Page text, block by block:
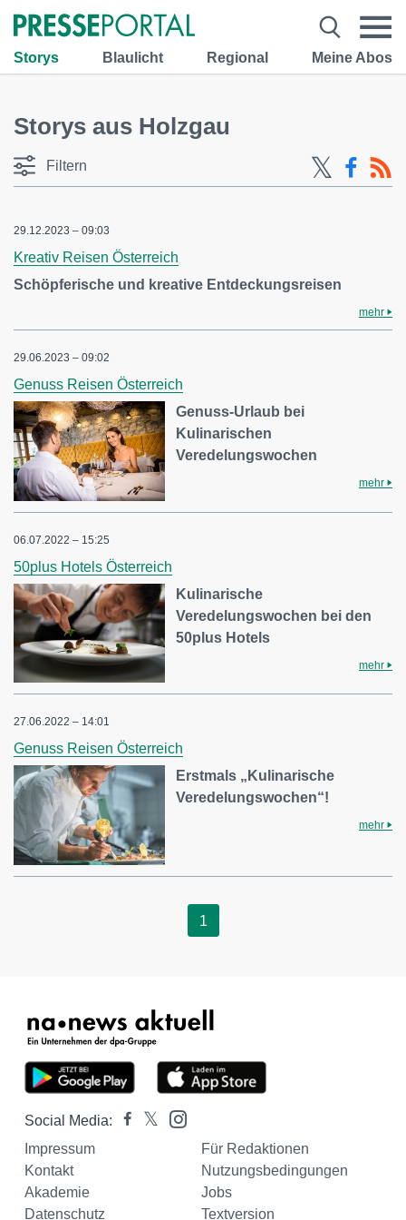
Storys Blaulicht Regional Meine Abos
Storys aus Holzgau
Filtern
29.12.2023 – 09:03
Kreativ Reisen Österreich
Schöpferische und kreative Entdeckungsreisen
mehr
29.06.2023 – 09:02
Genuss Reisen Österreich
Genuss-Urlaub bei
Kulinarischen
Veredelungswochen
mehr
06.07.2022 – 15:25
50plus Hotels Österreich
Kulinarische
Veredelungswochen bei den
50plus Hotels
mehr
27.06.2022 – 14:01
Genuss Reisen Österreich
Erstmals „Kulinarische
Veredelungswochen“!
mehr
1
Social Media:
Impressum
Für Redaktionen
Kontakt
Nutzungsbedingungen
Akademie
Jobs
Datenschutz
Textversion